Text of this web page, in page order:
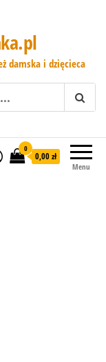
damska i dzięcieca
Menu
0
0,00 zł